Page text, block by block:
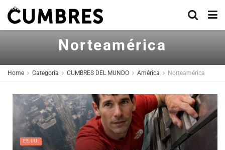
Norteamérica
Home Categoría CUMBRES DEL MUNDO América Norteamérica
EE.UU.